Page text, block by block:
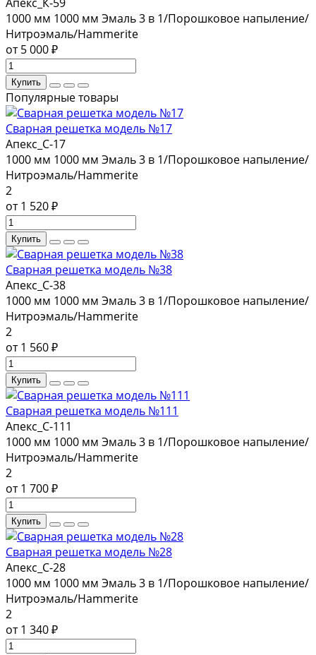
Апекс_К-59
1000 мм 1000 мм Эмаль 3 в 1/Порошковое напыление/
Нитроэмаль/Hammerite
от 5 000 ₽
Купить
Популярные товары
Сварная решетка модель №17
Апекс_С-17
1000 мм 1000 мм Эмаль 3 в 1/Порошковое напыление/
Нитроэмаль/Hammerite
2
от 1 520 ₽
Купить
Сварная решетка модель №38
Апекс_С-38
1000 мм 1000 мм Эмаль 3 в 1/Порошковое напыление/
Нитроэмаль/Hammerite
2
от 1 560 ₽
Купить
Сварная решетка модель №111
Апекс_С-111
1000 мм 1000 мм Эмаль 3 в 1/Порошковое напыление/
Нитроэмаль/Hammerite
2
от 1 700 ₽
Купить
Сварная решетка модель №28
Апекс_С-28
1000 мм 1000 мм Эмаль 3 в 1/Порошковое напыление/
Нитроэмаль/Hammerite
2
от 1 340 ₽